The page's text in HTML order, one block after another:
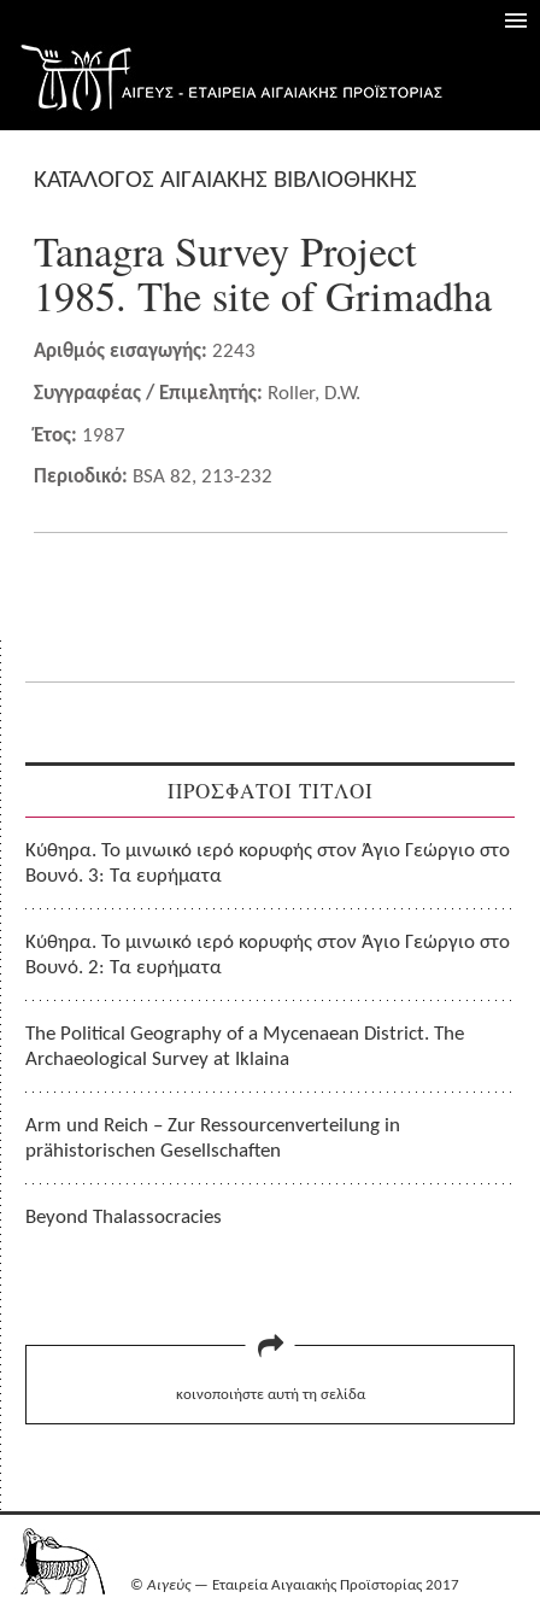
ΚΑΤΑΛΟΓΟΣ ΑΙΓΑΙΑΚΗΣ ΒΙΒΛΙΟΘΗΚΗΣ
Tanagra Survey Project
1985. The site of Grimadha
Αριθμός εισαγωγής: 2243
Συγγραφέας / Επιμελητής: Roller, D.W.
Έτος: 1987
Περιοδικό: BSA 82, 213-232
ΠΡΟΣΦΑΤΟΙ ΤΙΤΛΟΙ
Κύθηρα. Το μινωικό ιερό κορυφής στον Άγιο Γεώργιο στο
Βουνό. 3: Τα ευρήματα
Κύθηρα. Το μινωικό ιερό κορυφής στον Άγιο Γεώργιο στο
Βουνό. 2: Τα ευρήματα
The Political Geography of a Mycenaean District. The
Archaeological Survey at Iklaina
Arm und Reich – Zur Ressourcenverteilung in
prähistorischen Gesellschaften
Beyond Thalassocracies
κοινοποιήστε αυτή τη σελίδα
©Αιγεύς— Εταιρεία Αιγαιακής Προϊστορίας 2017